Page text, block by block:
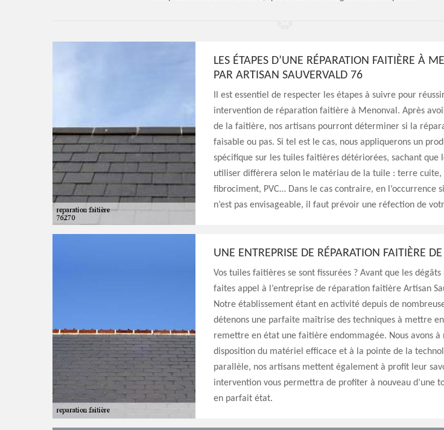
LES ÉTAPES D’UNE RÉPARATION FAITIÈRE À
PAR ARTISAN SAUVERVALD 76
Il est essentiel de respecter les étapes à suivre pour
intervention de réparation faitière à Menonval. Après
de la faitière, nos artisans pourront déterminer si la
faisable ou pas. Si tel est le cas, nous appliquerons un
spécifique sur les tuiles faitières détériorées, sachant que
utiliser diffèrera selon le matériau de la tuile : terre cuite,
fibrociment, PVC… Dans le cas contraire, en l’occurrence
n’est pas envisageable, il faut prévoir une réfection de
UNE ENTREPRISE DE RÉPARATION FAITIÈRE
Vos tuiles faitières se sont fissurées ? Avant que les dégâts
faites appel à l’entreprise de réparation faitière Artisan
Notre établissement étant en activité depuis de
détenons une parfaite maîtrise des techniques à mettre
remettre en état une faitière endommagée. Nous avons à
disposition du matériel efficace et à la pointe de la
parallèle, nos artisans mettent également à profit leur
intervention vous permettra de profiter à nouveau d’une
en parfait état.